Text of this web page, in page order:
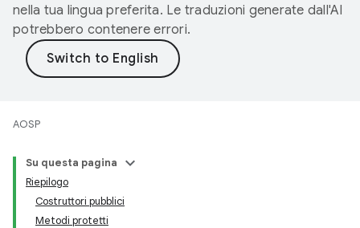
nella tua lingua preferita. Le traduzioni generate dall'AI
potrebbero contenere errori.
AOSP
Su questa pagina
Riepilogo
Costruttori pubblici
Metodi protetti